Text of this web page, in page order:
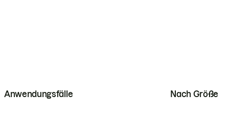
Anwendungsfälle Nach Größe